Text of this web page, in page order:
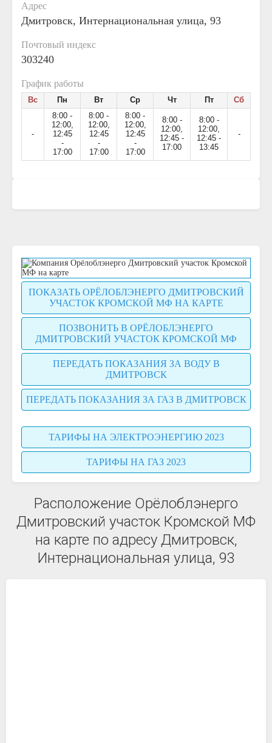
Адрес
Дмитровск, Интернациональная улица, 93
Почтовый индекс
303240
График работы
Вс Пн Вт Ср Чт Пт Сб
-
8:00 -
12:00,
12:45
-
17:00
8:00 -
12:00,
12:45
-
17:00
8:00 -
12:00,
12:45
-
17:00
8:00 -
12:00,
12:45 -
17:00
8:00 -
12:00,
12:45 -
13:45
-
ПОКАЗАТЬ ОРЁЛОБЛЭНЕРГО ДМИТРОВСКИЙ
УЧАСТОК КРОМСКОЙ МФ НА КАРТЕ
ПОЗВОНИТЬ В ОРЁЛОБЛЭНЕРГО
ДМИТРОВСКИЙ УЧАСТОК КРОМСКОЙ МФ
ПЕРЕДАТЬ ПОКАЗАНИЯ ЗА ВОДУ В
ДМИТРОВСК
ПЕРЕДАТЬ ПОКАЗАНИЯ ЗА ГАЗ В ДМИТРОВСК
ТАРИФЫ НА ЭЛЕКТРОЭНЕРГИЮ 2023
ТАРИФЫ НА ГАЗ 2023
Расположение Орёлоблэнерго
Дмитровский участок Кромской МФ
на карте по адресу Дмитровск,
Интернациональная улица, 93